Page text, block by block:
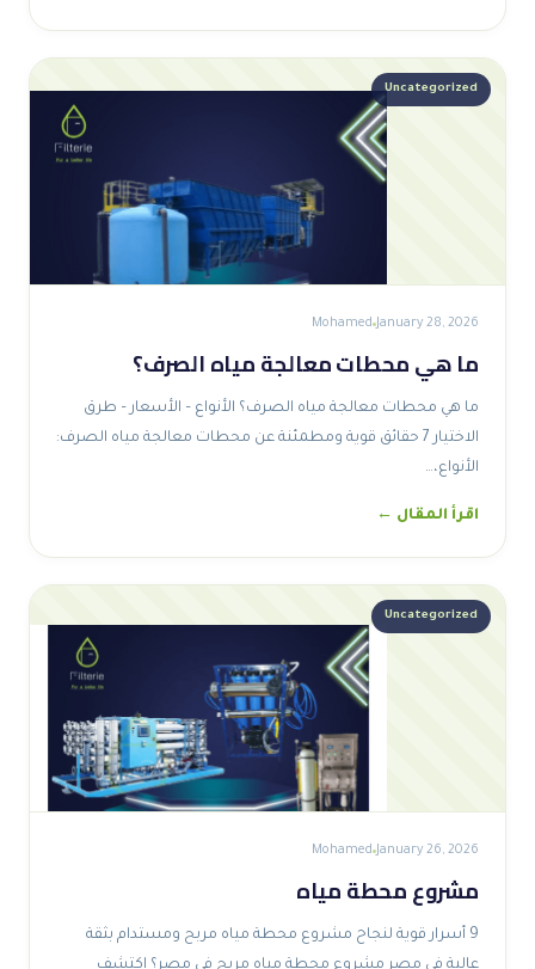
Uncategorized
January 28, 2026
Mohamed
ما هي محطات معالجة مياه الصرف؟
ما هي محطات معالجة مياه الصرف؟ الأنواع – الأسعار – طرق
الاختيار 7 حقائق قوية ومطمئنة عن محطات معالجة مياه الصرف:
الأنواع،…
اقرأ المقال ←
Uncategorized
January 26, 2026
Mohamed
مشروع محطة مياه
9 أسرار قوية لنجاح مشروع محطة مياه مربح ومستدام بثقة